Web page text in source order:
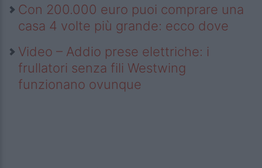
Con 200.000 euro puoi comprare una
casa 4 volte più grande: ecco dove
Video – Addio prese elettriche: i
frullatori senza fili Westwing
funzionano ovunque